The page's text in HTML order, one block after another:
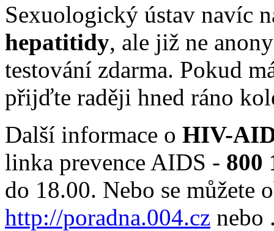
Sexuologický ústav navíc
hepatitidy, ale již ne
testování zdarma. Pokud
přijďte raději hned ráno
Další informace o HIV-
linka prevence AIDS - 800
do 18.00. Nebo se můžete
http://poradna.004.cz nebo